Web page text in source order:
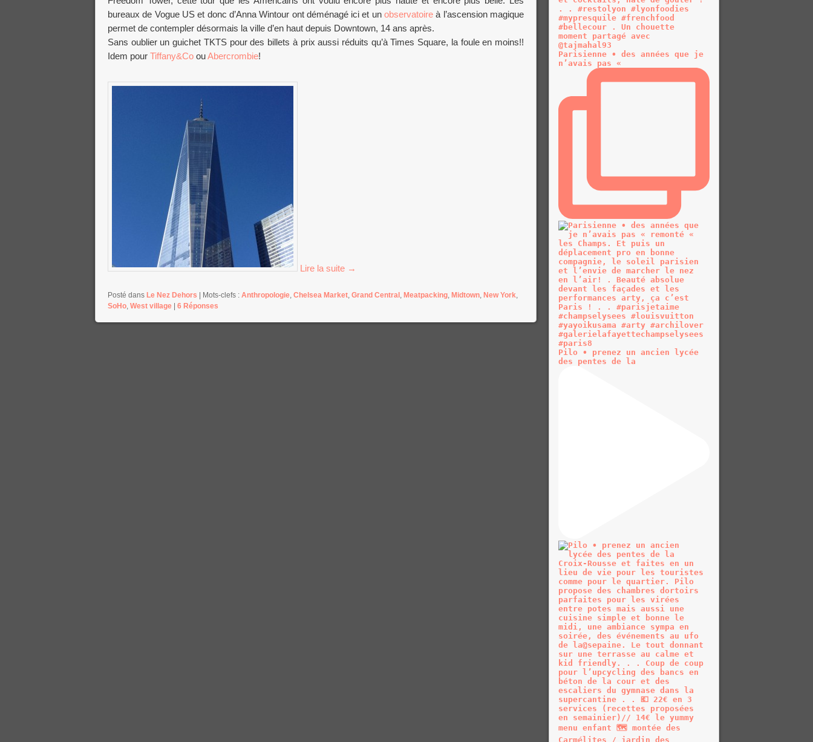
bureaux de Vogue US et donc d’Anna Wintour ont déménagé ici et unobservatoire à l’ascension magique
permet de contempler désormais la ville d’en haut depuis Downtown, 14 ans après.
Sans oublier un guichet TKTS pour des billets à prix aussi réduits qu’à Times Square, la foule en moins!!
Idem pour Tiffany&Co ouAbercrombie!
Lire la suite →
Posté dans Le Nez Dehors Mots-clefs : Anthropologie, Chelsea Market, Grand Central , Meatpacking, Midtown, New York,
SoHo, West village 6 Réponses
Parisienne • des années que je
n’avais pas «
Pilo • prenez un ancien lycée
des pentes de la